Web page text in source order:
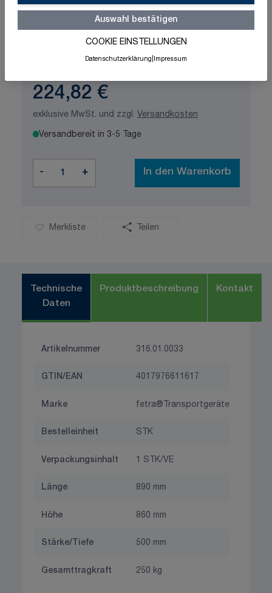
Auswahl bestätigen
COOKIE EINSTELLUNGEN
Datenschutzerklärung Impressum
Schnelle Lieferung
Made in Germany
224,82 €
exklusive MwSt. und zzgl. Versandkosten
Versandbereit in 3-5 Tage
- + In den Warenkorb
Merkliste Teilen
Technische
Daten
Produktbeschreibung Kontakt
Artikelnummer 316.01.0033
GTIN/EAN 4017976611617
Marke fetra®Transportgeräte
Bestelleinheit STK
Verpackungsinhalt 1 STK/VE
Länge 890 mm
Höhe 860 mm
Stärke/Tiefe 500 mm
Gesamttragkraft 250 kg